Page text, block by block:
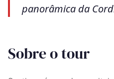
panorâmica da
Sobre o tour